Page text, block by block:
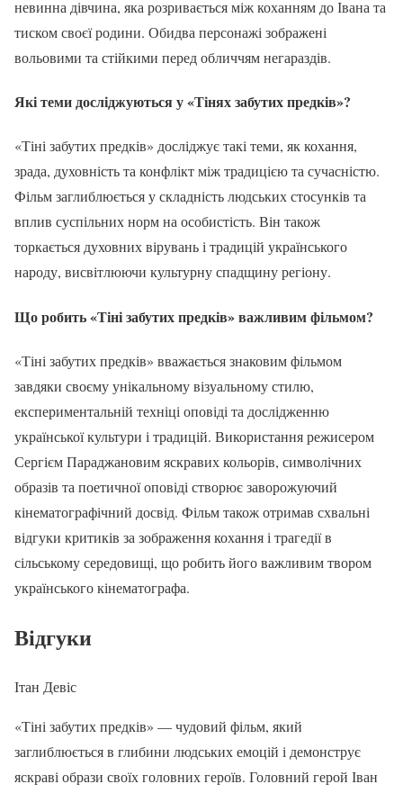
невинна дівчина, яка розривається між коханням до Івана та
тиском своєї родини. Обидва персонажі зображені
вольовими та стійкими перед обличчям негараздів.
Які теми досліджуються у «Тінях забутих предків»?
«Тіні забутих предків» досліджує такі теми, як кохання,
зрада, духовність та конфлікт між традицією та сучасністю.
Фільм заглиблюється у складність людських стосунків та
вплив суспільних норм на особистість. Він також
торкається духовних вірувань і традицій українського
народу, висвітлюючи культурну спадщину регіону.
Що робить «Тіні забутих предків» важливим фільмом?
«Тіні забутих предків» вважається знаковим фільмом
завдяки своєму унікальному візуальному стилю,
експериментальній техніці оповіді та дослідженню
української культури і традицій. Використання режисером
Сергієм Параджановим яскравих кольорів, символічних
образів та поетичної оповіді створює заворожуючий
кінематографічний досвід. Фільм також отримав схвальні
відгуки критиків за зображення кохання і трагедії в
сільському середовищі, що робить його важливим твором
українського кінематографа.
Відгуки
Ітан Девіс
«Тіні забутих предків» — чудовий фільм, який
заглиблюється в глибини людських емоцій і демонструє
яскраві образи своїх головних героїв. Головний герой Іван